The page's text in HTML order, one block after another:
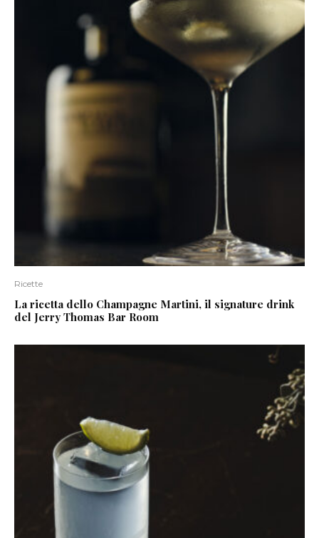
Ricette
La ricetta dello Champagne Martini, il signature drink
del Jerry Thomas Bar Room